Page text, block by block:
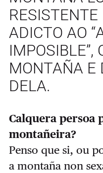
ADICTO AO
IMPOSIBLE”,
MONTAÑA E
DELA.
Calquera persoa
montañeira?
Penso que si, ou
a montaña non